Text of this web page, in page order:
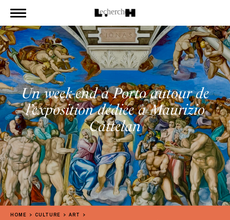
Un week-end à Porto autour de
l’exposition dédiée à Maurizio
Cattelan
HOME CULTURE
ART